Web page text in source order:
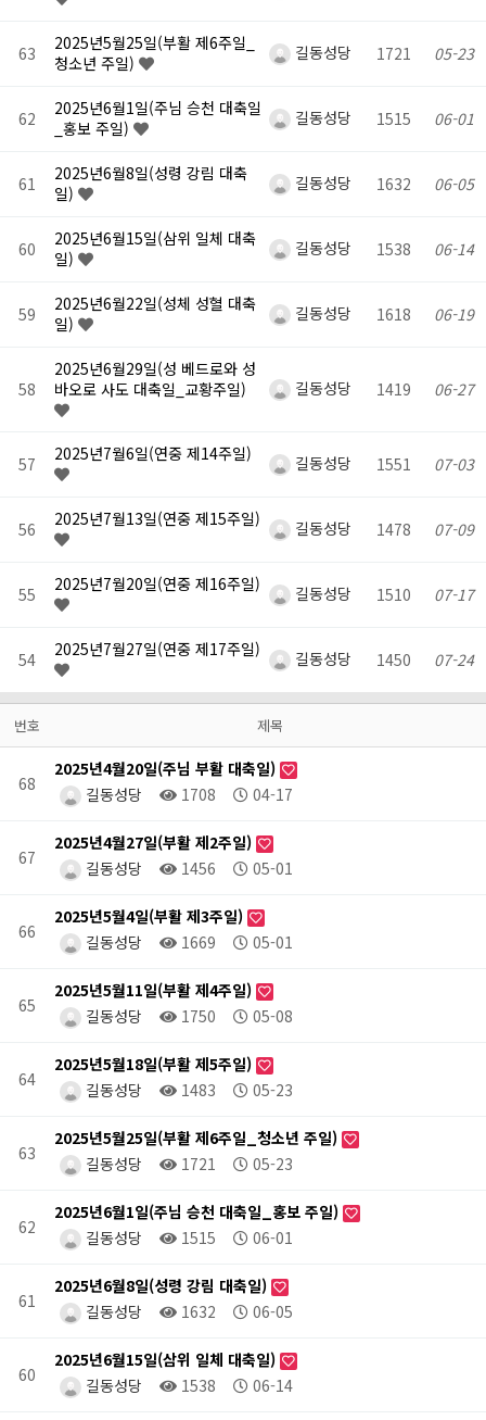
63
2025년5월25일(부활 제6주일_
청소년 주일)
길동성당 1721 05-23
62
2025년6월1일(주님 승천 대축일
_홍보 주일)
길동성당 1515 06-01
61
2025년6월8일(성령 강림 대축
일)
길동성당 1632 06-05
60
2025년6월15일(삼위 일체 대축
일)
길동성당 1538 06-14
59
2025년6월22일(성체 성혈 대축
일)
길동성당 1618 06-19
58
2025년6월29일(성 베드로와 성
바오로 사도 대축일_교황주일)
길동성당 1419 06-27
57 2025년7월6일(연중 제14주일) 길동성당 1551 07-03
56 2025년7월13일(연중 제15주일) 길동성당 1478 07-09
55 2025년7월20일(연중 제16주일) 길동성당 1510 07-17
54 2025년7월27일(연중 제17주일) 길동성당 1450 07-24
번호 제목
68
2025년4월20일(주님 부활 대축일)
길동성당
1708 04-17
67
2025년4월27일(부활 제2주일)
길동성당
1456 05-01
66
2025년5월4일(부활 제3주일)
길동성당
1669 05-01
65
2025년5월11일(부활 제4주일)
길동성당
1750 05-08
64
2025년5월18일(부활 제5주일)
길동성당
1483 05-23
63
2025년5월25일(부활 제6주일_청소년 주일)
길동성당
1721 05-23
62
2025년6월1일(주님 승천 대축일_홍보 주일)
길동성당
1515 06-01
61
2025년6월8일(성령 강림 대축일)
길동성당
1632 06-05
60
2025년6월15일(삼위 일체 대축일)
길동성당
1538 06-14